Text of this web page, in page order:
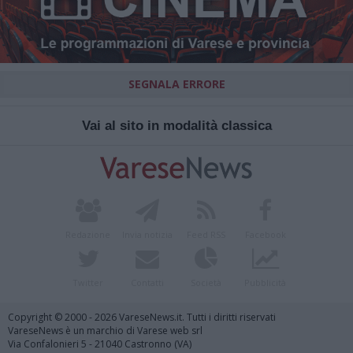
SEGNALA ERRORE
Vai al sito in modalità classica
Copyright © 2000 - 2026 VareseNews.it. Tutti i diritti riservati
VareseNews è un marchio di Varese web srl
Via Confalonieri 5 - 21040 Castronno (VA)